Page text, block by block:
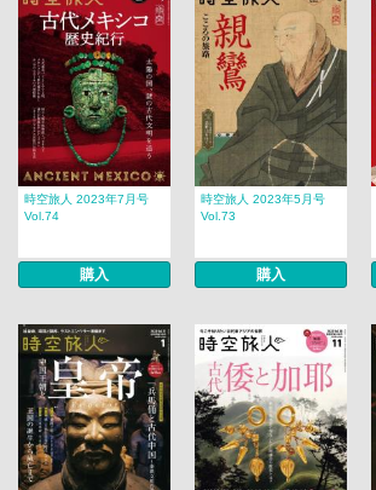
時空旅人 2023年7月号
Vol.74
購入
時空旅人 2023年5月号
Vol.73
購入